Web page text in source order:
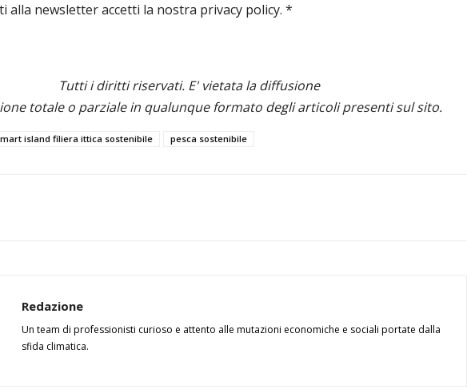
alla newsletter accetti la nostra privacy policy. *
Tutti i diritti riservati. E' vietata la diffusione
totale o parziale in qualunque formato degli articoli presenti sul sito.
island filiera ittica sostenibile pesca sostenibile
Redazione
Un team di professionisti curioso e attento alle mutazioni economiche e sociali portate dalla
sfida climatica.